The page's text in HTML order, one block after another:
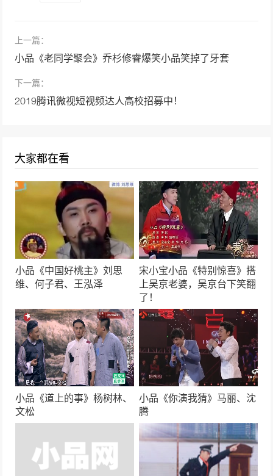
小品《一票难求》孙涛 张海燕 欢乐饭米粒儿
小品《最佳酒友》宋小宝、徐峥
小品《同学会》常远，艾伦， 王宁
46749次播放
贾冰小品《要债》包袱层出不穷笑声不断
45879次播放
小品《光阴的故事》贾冰、张红爽
44287次播放
小品《碰瓷》杨冰、文松、宋小宝
42704次播放
小品《名侦探可真难》周云鹏最新搞笑升级
41554次播放
上一篇：
小品《老同学聚会》乔杉修睿爆笑小品笑掉了牙套
下一篇：
2019腾讯微视短视频达人高校招募中！
大家都在看
小品《中国好桃主》刘思
维、何子君、王泓泽
宋小宝小品《特别惊喜》搭
上吴京老婆，吴京台下笑翻
了！
小品《道上的事》杨树林、
文松
小品《你演我猜》马丽、沈
腾